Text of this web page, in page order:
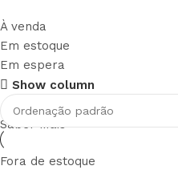
À venda
Em estoque
Em espera
Conheça nossa história
Saber Mais
Show column
Fora de estoque